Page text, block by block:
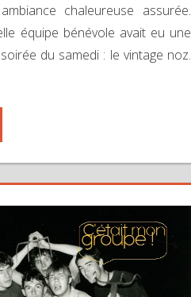
chaleureuse assurée.
équipe bénévole avait eu une
du samedi : le vintage noz.